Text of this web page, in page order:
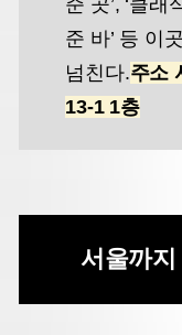
준 곳’, ‘클
준 바’ 등 이
넘친다.주소
13-1 1층
서울까